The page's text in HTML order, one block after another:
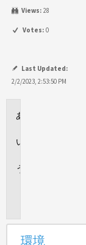
Views: 28
Votes: 0
Last Updated:
2/2/2023, 2:53:50 PM
環境